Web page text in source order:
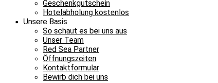
Geschenkgutschein
Hotelabholung kostenlos
Unsere Basis
So schaut es bei uns aus
Unser Team
Red Sea Partner
Öffnungszeiten
Kontaktformular
Bewirb dich bei uns